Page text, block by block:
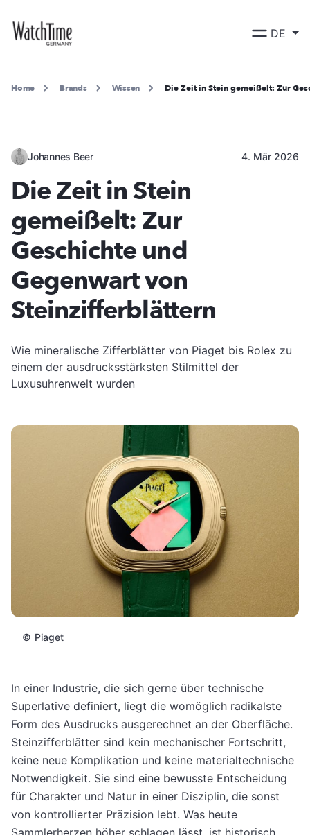
DE
Home Brands Wissen Die Zeit in Stein gemeißelt: Zur
Johannes Beer 4. Mär 2026
Die Zeit in Stein
gemeißelt: Zur
Geschichte und
Gegenwart von
Steinzifferblättern
Wie mineralische Zifferblätter von Piaget bis Rolex zu
einem der ausdrucksstärksten Stilmittel der
Luxusuhrenwelt wurden
© Piaget
In einer Industrie, die sich gerne über technische
Superlative definiert, liegt die womöglich radikalste
Form des Ausdrucks ausgerechnet an der Oberfläche.
Steinzifferblätter sind kein mechanischer Fortschritt,
keine neue Komplikation und keine materialtechnische
Notwendigkeit. Sie sind eine bewusste Entscheidung
für Charakter und Natur in einer Disziplin, die sonst
von kontrollierter Präzision lebt. Was heute
Sammlerherzen höher schlagen lässt, ist historisch